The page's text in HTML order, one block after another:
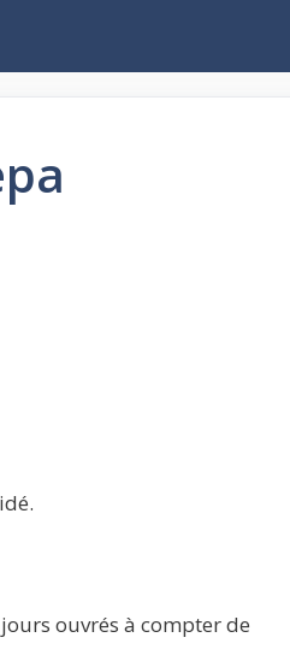
ouvrés à compter de